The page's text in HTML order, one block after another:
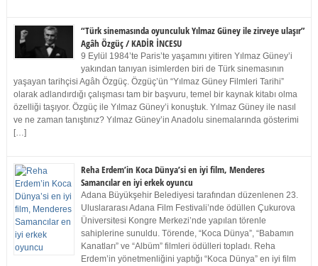
“Türk sinemasında oyunculuk Yılmaz Güney ile zirveye ulaşır”
Agâh Özgüç / KADİR İNCESU
9 Eylül 1984’te Paris’te yaşamını yitiren Yılmaz Güney’i
yakından tanıyan isimlerden biri de Türk sinemasının
yaşayan tarihçisi Agâh Özgüç. Özgüç’ün “Yılmaz Güney Filmleri Tarihi”
olarak adlandırdığı çalışması tam bir başvuru, temel bir kaynak kitabı olma
özelliği taşıyor. Özgüç ile Yılmaz Güney’i konuştuk. Yılmaz Güney ile nasıl
ve ne zaman tanıştınız? Yılmaz Güney’in Anadolu sinemalarında gösterimi
[…]
Reha Erdem’in Koca Dünya’si en iyi film, Menderes
Samancılar en iyi erkek oyuncu
Adana Büyükşehir Belediyesi tarafından düzenlenen 23.
Uluslararası Adana Film Festivali’nde ödüllen Çukurova
Üniversitesi Kongre Merkezi’nde yapılan törenle
sahiplerine sunuldu. Törende, “Koca Dünya”, “Babamın
Kanatları” ve “Albüm” filmleri ödülleri topladı. Reha
Erdem’in yönetmenliğini yaptığı “Koca Dünya” en iyi film